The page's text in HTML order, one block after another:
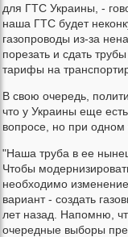
для ГТС Украины, -
наша ГТС будет
газопроводы из-за
порезать и сдать
тарифы на
В свою очередь,
что у Украины еще
вопросе, но при одном
"Наша труба в ее
Чтобы
необходимо
вариант - создать
лет назад. Напомню,
очередные выборы